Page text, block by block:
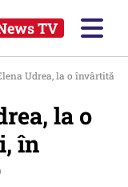
TV
Udrea, la o învârtită
la o
în